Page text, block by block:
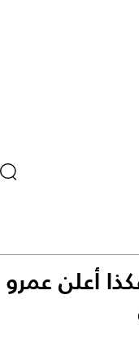
عاماً.. هكذا أعلن عمرو